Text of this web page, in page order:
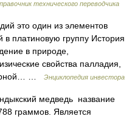
технического переводчика
это один из элементов
платиновую группу История
в природе,
свойства палладия,
…
Энциклопедия инвестора
медведь название
граммов. Является